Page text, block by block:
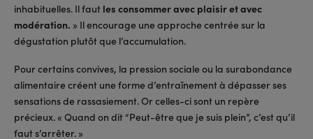
inhabituelles. Il faut les consommer avec plaisir et avec
modération. » Il encourage une approche centrée sur la
dégustation plutôt que l’accumulation.
Pour certains convives, la pression sociale ou la surabondance
alimentaire créent une forme d’entraînement à dépasser ses
sensations de rassasiement. Or celles-ci sont un repère
précieux. « Quand on dit “Peut-être que je suis plein”, c’est qu’il
faut s’arrêter. »